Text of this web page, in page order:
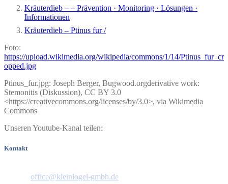
Kräuterdieb – – Prävention · Monitoring · Lösungen ·
Informationen
Kräuterdieb – Ptinus fur /
Foto:
https://upload.wikimedia.org/wikipedia/commons/1/14/Ptinus_fur_cr
opped.jpg
Ptinus_fur.jpg: Joseph Berger, Bugwood.orgderivative work:
Stemonitis (Diskussion), CC BY 3.0
<https://creativecommons.org/licenses/by/3.0>, via Wikimedia
Commons
Unseren Youtube-Kanal teilen:
Kontakt
office@kleinlogel-gmbh.de